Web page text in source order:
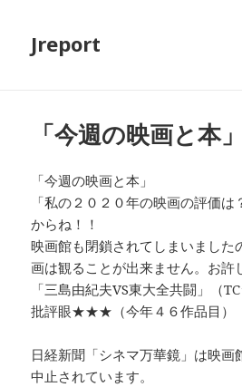
Jreport
「今週の映画と本」
「今週の映画と本」
「私の２０２０年の映画の評価
からね！！
映画館も閉鎖されてしまいました
画は観ることが出来ません。お許
「三島由紀夫VS東大全共闘」（
批評眼★★★（今年４６作品目）
日経新聞「シネマ万華鏡」は映画
中止されています。